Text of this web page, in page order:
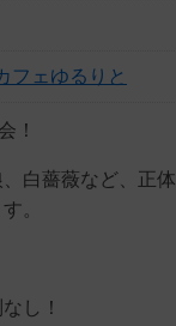
フェゆるりと
！
白薔薇など、正体
。
し！